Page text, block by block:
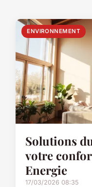
ENVIRONNEMENT
Solutions
votre
Energie
17/03/2026 08:35